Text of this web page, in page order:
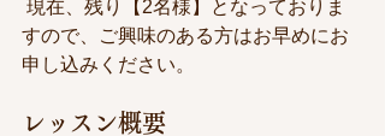
すので、ご興味のある方はお早めにお
申し込みください。
レッスン概要